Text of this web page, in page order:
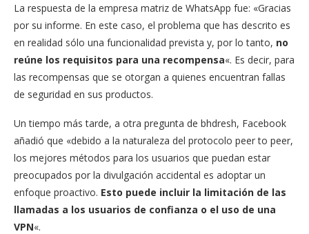
La respuesta de la empresa matriz de WhatsApp fue: «Gracias
por su informe. En este caso, el problema que has descrito es
en realidad sólo una funcionalidad prevista y, por lo tanto, no
reúne los requisitos para una recompensa«. Es decir, para
las recompensas que se otorgan a quienes encuentran fallas
de seguridad en sus productos.
Un tiempo más tarde, a otra pregunta de bhdresh, Facebook
añadió que «debido a la naturaleza del protocolo peer to peer,
los mejores métodos para los usuarios que puedan estar
preocupados por la divulgación accidental es adoptar un
enfoque proactivo. Esto puede incluir la limitación de las
llamadas a los usuarios de confianza o el uso de una
VPN«.